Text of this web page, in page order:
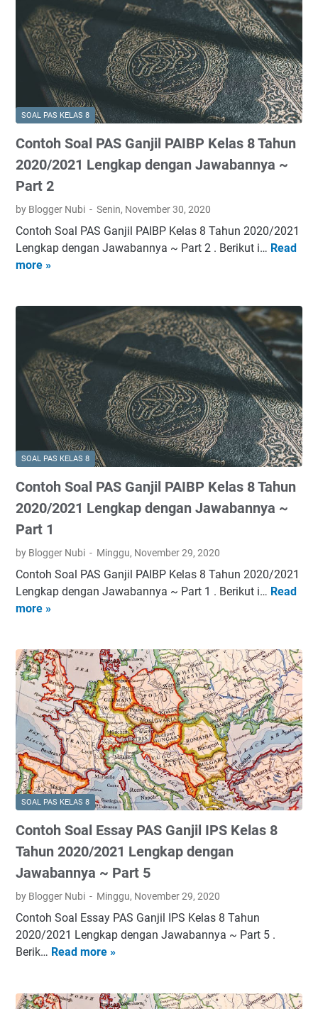
a
s
8
T
a
h
u
n
2
2
0
2
e
g
k
a
p
d
e
n
g
n
J
a
w
b
n
y
a
~
P
a
r
t
4
S
o
a
l
P
A
S
G
a
n
j
i
l
P
A
e
a
s
8
T
a
h
u
n
2
2
0
2
L
e
n
g
k
a
p
d
e
n
g
n
J
a
w
a
b
n
SOAL PAS KELAS 8
Contoh Soal PAS Ganjil PAIBP Kelas 8 Tahun
2020/2021 Lengkap dengan Jawabannya ~
Part 2
by Blogger Nubi Senin, November 30, 2020
Contoh Soal PAS Ganjil PAIBP Kelas 8 Tahun 2020/2021
Lengkap dengan Jawabannya ~ Part 2 . Berikut i… Read
more »
C
h
S
o
a
l
P
A
S
G
a
n
j
i
l
P
A
K
e
l
a
s
8
T
a
h
u
n
2
0
2
0
L
SOAL PAS KELAS 8
Contoh Soal PAS Ganjil PAIBP Kelas 8 Tahun
2020/2021 Lengkap dengan Jawabannya ~
Part 1
by Blogger Nubi Minggu, November 29, 2020
Contoh Soal PAS Ganjil PAIBP Kelas 8 Tahun 2020/2021
Lengkap dengan Jawabannya ~ Part 1 . Berikut i… Read
more »
C
o
h
S
o
a
l
P
A
S
G
a
n
j
i
l
P
A
I
K
SOAL PAS KELAS 8
Contoh Soal Essay PAS Ganjil IPS Kelas 8
Tahun 2020/2021 Lengkap dengan
Jawabannya ~ Part 5
by Blogger Nubi Minggu, November 29, 2020
Contoh Soal Essay PAS Ganjil IPS Kelas 8 Tahun
2020/2021 Lengkap dengan Jawabannya ~ Part 5 .
Berik… Read more »
t